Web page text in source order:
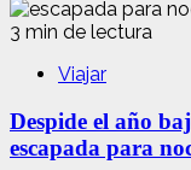
3 min de lectura
Viajar
Despide el año
escapada para